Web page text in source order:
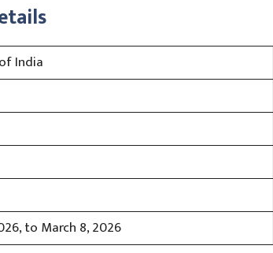
India
to March 8, 2026